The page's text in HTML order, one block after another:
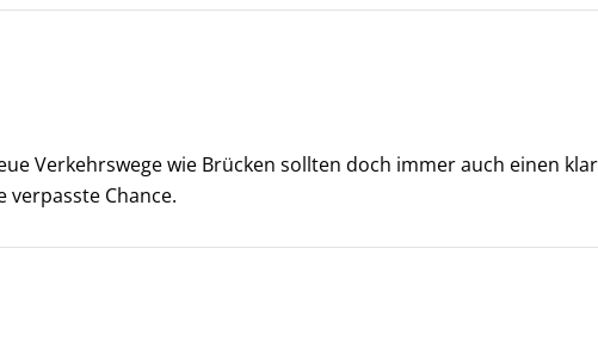
Verkehrswege wie Brücken sollten doch immer auch einen
verpasste Chance.